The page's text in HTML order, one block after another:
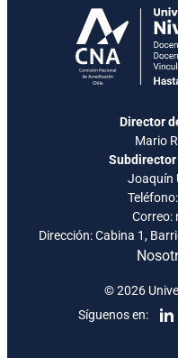
Director
Mario
Subdirector
Joaquín
Teléfono:
Correo:
Dirección: Cabina 1,
Síguenos en:
© 2026